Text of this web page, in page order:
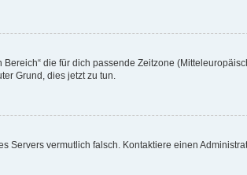
die für dich passende Zeitzone
Grund, dies jetzt zu tun.
Servers vermutlich falsch. Kontaktiere einen